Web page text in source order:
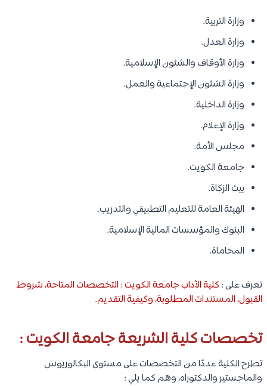
وزارة التربية.
وزارة العدل.
وزارة الأوقاف والشئون الإسلامية.
وزارة الشئون الإجتماعية والعمل.
وزارة الداخلية.
وزارة الإعلام.
مجلس الأمة.
جامعة الكويت.
بيت الزكاة.
الهيئة العامة للتعليم التطبيقي والتدريب.
البنوك والمؤسسات المالية الإسلامية.
المحاماة.
تعرف على : كلية الآداب جامعة الكويت : التخصصات المتاحة، شروط
القبول، المستندات المطلوبة، وكيفية التقديم.
تخصصات كلية الشريعة جامعة الكويت :
تطرح الكلية عددًا من التخصصات على مستوى البكالوريوس
والماجستير والدكتوراه، وهم كما يلي :